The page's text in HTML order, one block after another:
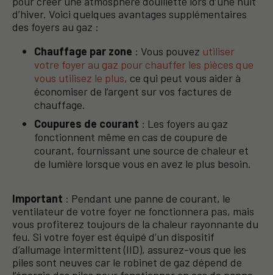
d’hiver. Voici quelques avantages supplémentaires
des foyers au gaz :
Chauffage par zone : Vous pouvez utiliser
votre foyer au gaz pour chauffer les pièces que
vous utilisez le plus, ce qui peut vous aider à
économiser de l’argent sur vos factures de
chauffage.
Coupures de courant : Les foyers au gaz
fonctionnent même en cas de coupure de
courant, fournissant une source de chaleur et
de lumière lorsque vous en avez le plus besoin.
Important : Pendant une panne de courant, le
ventilateur de votre foyer ne fonctionnera pas, mais
vous profiterez toujours de la chaleur rayonnante du
feu. Si votre foyer est équipé d’un dispositif
d’allumage intermittent (IID), assurez-vous que les
piles sont neuves car le robinet de gaz dépend de